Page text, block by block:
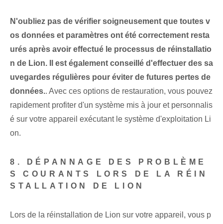
N'oubliez pas de vérifier soigneusement que toutes v
os données et paramètres ont été correctement resta
urés après avoir effectué le processus de réinstallatio
n de Lion. Il est également conseillé d'effectuer des sa
uvegardes régulières pour éviter de futures pertes de
données.. Avec ces options de restauration, vous pouvez
rapidement profiter d'un système mis à jour et personnalis
é sur votre appareil exécutant le système d'exploitation Li
on.
8. DÉPANNAGE DES PROBLÈME
S COURANTS LORS DE LA RÉIN
STALLATION DE LION
Lors de la réinstallation de Lion sur votre appareil, vous p